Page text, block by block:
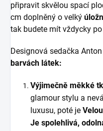
připravit skvělou spací
cm doplněný o velký
tak budete mít vždycky po
Designová sedačka
barvách látek:
Výjimečně měkké
glamour stylu a
luxusu, poté je
Je spolehlivá,